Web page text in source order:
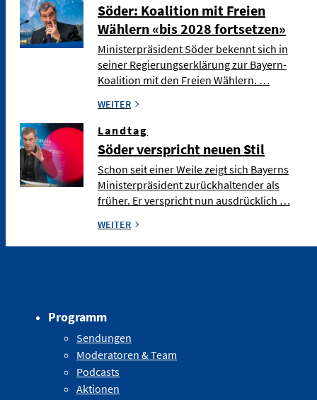
Söder: Koalition mit Freien
Wählern «bis 2028 fortsetzen»
Ministerpräsident Söder bekennt sich in
seiner Regierungserklärung zur Bayern-
Koalition mit den Freien Wählern. …
WEITER
Landtag
Söder verspricht neuen Stil
Schon seit einer Weile zeigt sich Bayerns
Ministerpräsident zurückhaltender als
früher. Er verspricht nun ausdrücklich …
WEITER
Programm
Sendungen
Moderatoren & Team
Podcasts
Aktionen